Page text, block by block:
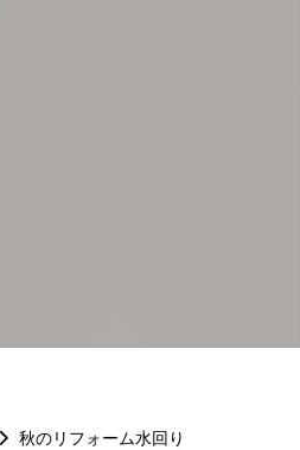
秋のリフォーム水回り